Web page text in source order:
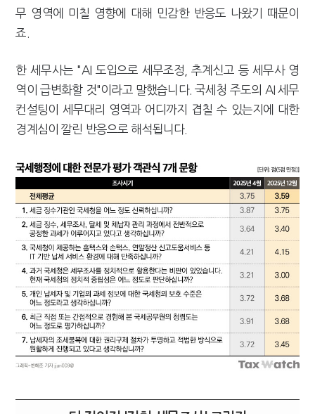
무 영역에 미칠 영향에 대해 민감한 반응도 나왔기 때문이
죠.
한 세무사는 "AI 도입으로 세무조정, 추계신고 등 세무사 영
역이 급변화할 것"이라고 말했습니다. 국세청 주도의 AI 세무
컨설팅이 세무대리 영역과 어디까지 겹칠 수 있는지에 대한
경계심이 깔린 반응으로 해석됩니다.